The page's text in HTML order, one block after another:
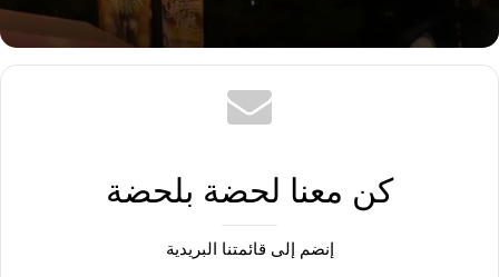
كن معنا لحضة بلحضة
إنضم إلى قائمتنا البريدية